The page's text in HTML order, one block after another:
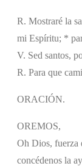
R. Mostraré la
mi Espíritu; *
V. Sed santos,
R. Para que
ORACIÓN.
OREMOS,
Oh Dios, fuerza
concédenos la